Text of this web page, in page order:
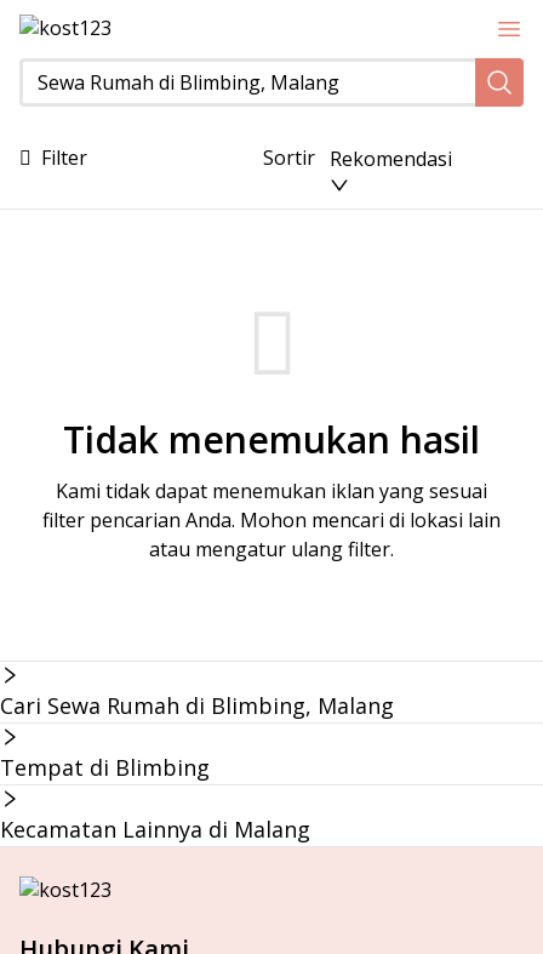
Sewa Rumah di Blimbing, Malang
Filter Sortir Rekomendasi
Tidak menemukan hasil
Kami tidak dapat menemukan iklan yang sesuai
filter pencarian Anda. Mohon mencari di lokasi lain
atau mengatur ulang filter.
Cari Sewa Rumah di Blimbing, Malang
Tempat di Blimbing
Kecamatan Lainnya di Malang